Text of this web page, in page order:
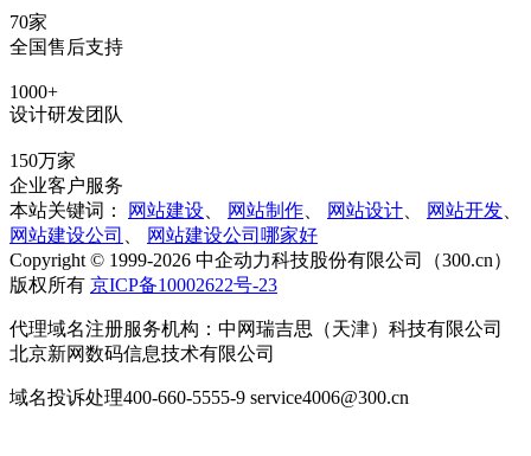
70家
全国售后支持
1000+
设计研发团队
150万家
企业客户服务
本站关键词：
网站建设 网站制作 网站设计 网站开发
网站建设公司
网站建设公司哪家好
Copyright © 1999-2026 中企动力科技股份有限公司（300.cn）
版权所有 京ICP备10002622号-23
代理域名注册服务机构：中网瑞吉思（天津）科技有限公司
北京新网数码信息技术有限公司
域名投诉处理400-660-5555-9 service4006@300.cn